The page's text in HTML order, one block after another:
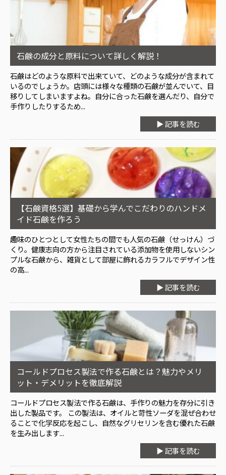
石鹸の成分と原料について詳しく解説！
石鹸はどのような原料で出来ていて、どのような成分が含まれて
いるのでしょうか。店頭には様々な種類の石鹸が並んでいて、目
移りしてしまいますよね。自分に合った石鹸を選んだり、自分で
手作りしたりするため...
▶ 記事を読む
【石鹸資格5選】基礎から学んでこだわりのハンドメ
イド石鹸を作ろう
趣味のひとつとして女性たちの間でも人気の石鹸（せっけん）づ
くり。健康志向の方から注目されている添加物を使用しないシン
プルな石鹸から、雑貨として部屋に飾れるカラフルでデザイン性
の高...
▶ 記事を読む
コールドプロセス製法で作る石鹸とは？魅力やメリ
ット・デメリットを徹底解説
コールドプロセス製法で作る石鹸は、手作りの魅力を存分に引き
出した製品です。 この製法は、オイルと苛性ソーダを混ぜ合わせ
ることで化学反応を起こし、自然なグリセリンを含む優れた石鹸
を生み出します...
▶ 記事を読む